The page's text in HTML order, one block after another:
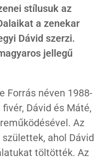
stílusuk az
a zenekar
Dávid szerzi.
jellegű
Forrás néven 1988-
Dávid és Máté,
Az
ahol Dávid
töltötték. Az